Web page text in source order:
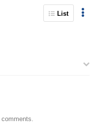
List
comments.